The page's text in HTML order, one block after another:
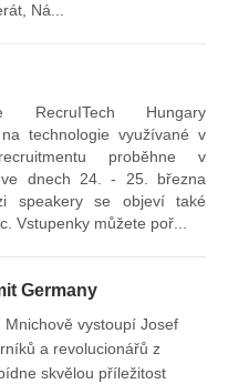
Ná...
RecruITech Hungary
technologie využívané v
proběhne v
ve dnech 24. - 25. března
speakery se objeví také
Vstupenky můžete poř...
Germany
vystoupí Josef
a revolucionářů z
skvělou příležitost